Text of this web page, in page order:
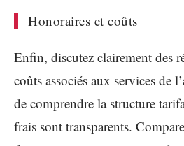
Honoraires et coûts
Enfin, discutez clairement des
coûts associés aux services de
de comprendre la structure
frais sont transparents.